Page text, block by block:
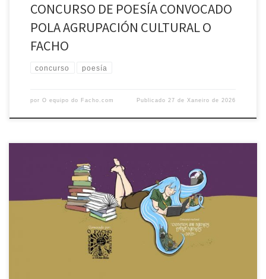
CONCURSO DE POESÍA CONVOCADO
POLA AGRUPACIÓN CULTURAL O
FACHO
concurso poesía
por O equipo do Facho.com Publicado 27 de Xaneiro de 2026
A seguir detállase polo miúdo a resolución do concurso anual de
contos da Agrupación Cultural O Facho: Premios da Categoría
A(Nenos e nenas dende 9 ata 12 anos): 1º PREMIO Título: O tradutor
máxicoAutora: Adriano González LeiraCentro: IES Rosalía de Castro
(Compostela) 2º PREMIO Título: Trofeo prexudicialAutora: Ana López
CanosaCentro: IES […]